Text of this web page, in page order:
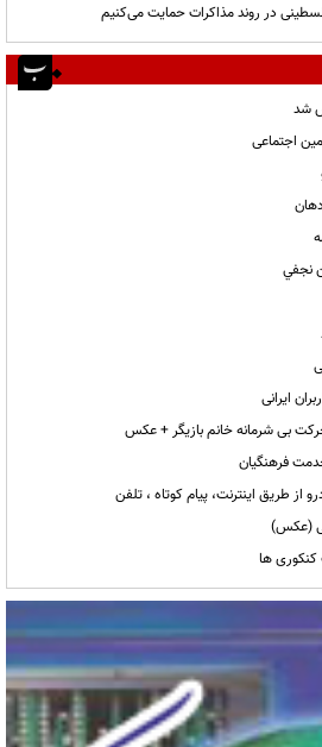
در روند مذاکرات حمایت می‌کنیم
شد
اجتماعی
نجفي
بی شرمانه خانم بازیگر + عکس
از طریق اینترنت، پیام کوتاه ، تلفن
(عکس)
کنکوری ها